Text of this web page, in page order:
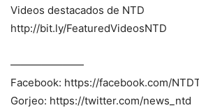
Videos destacados de NTD
http://bit.ly/FeaturedVideosNTD
———————
Facebook: https://facebook.com/
Gorjeo: https://twitter.com/news_ntd